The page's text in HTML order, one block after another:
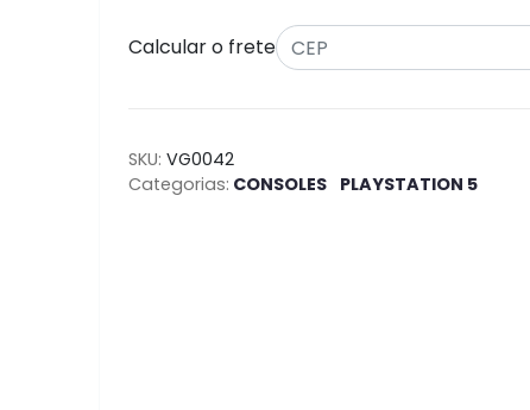
Calcular o frete
SKU: VG0042
Categorias: CONSOLES PLAYSTATION 5